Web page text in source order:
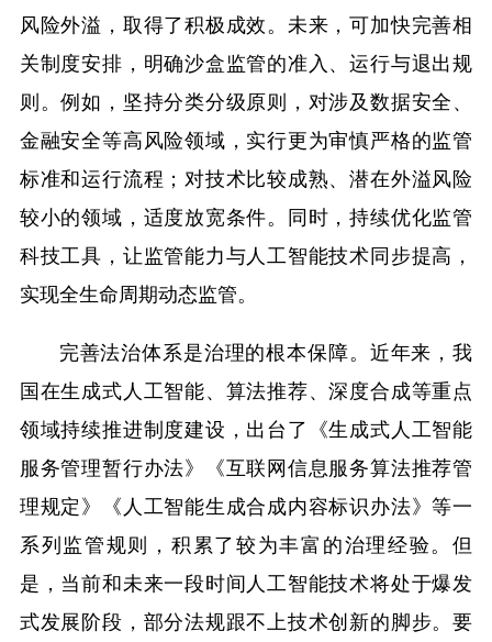
风险外溢，取得了积极成效。未来，可加快完善相
关制度安排，明确沙盒监管的准入、运行与退出规
则。例如，坚持分类分级原则，对涉及数据安全、
金融安全等高风险领域，实行更为审慎严格的监管
标准和运行流程；对技术比较成熟、潜在外溢风险
较小的领域，适度放宽条件。同时，持续优化监管
科技工具，让监管能力与人工智能技术同步提高，
实现全生命周期动态监管。
完善法治体系是治理的根本保障。近年来，我
国在生成式人工智能、算法推荐、深度合成等重点
领域持续推进制度建设，出台了《生成式人工智能
服务管理暂行办法》《互联网信息服务算法推荐管
理规定》《人工智能生成合成内容标识办法》等一
系列监管规则，积累了较为丰富的治理经验。但
是，当前和未来一段时间人工智能技术将处于爆发
式发展阶段，部分法规跟不上技术创新的脚步。要